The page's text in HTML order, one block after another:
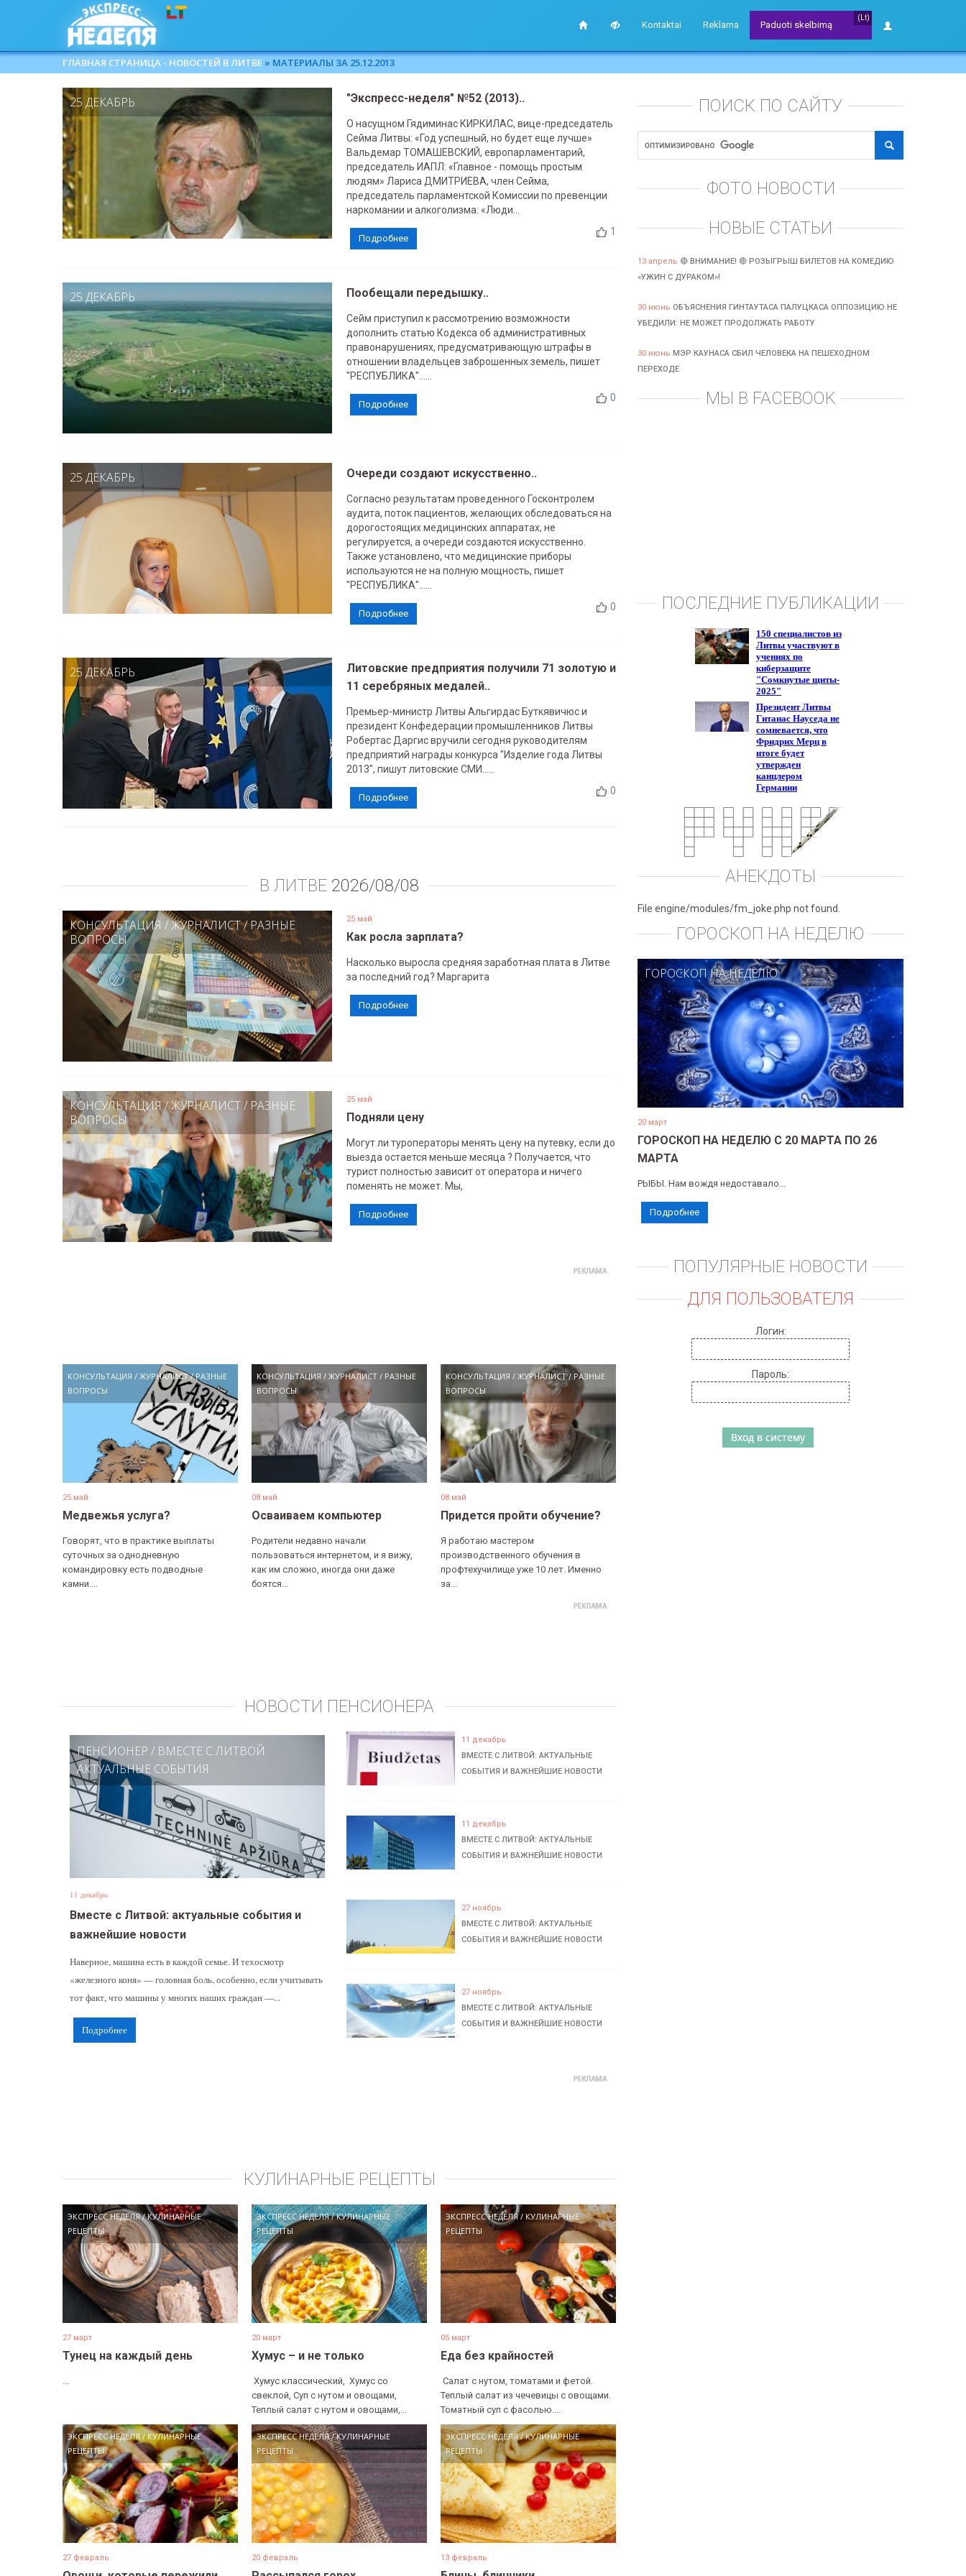
Kontaktai Reklama
(Lt)
Paduoti skelbimą
ГЛАВНАЯ СТРАНИЦА - НОВОСТЕЙ В ЛИТВЕ » МАТЕРИАЛЫ ЗА 25.12.2013
25 ДЕКАБРЬ "Экспресс-неделя" №52 (2013)..
О насущном Гядиминас КИРКИЛАС, вице-председатель
Сейма Литвы: «Год успешный, но будет еще лучше»
Вальдемар ТОМАШЕВСКИЙ, европарламентарий,
председатель ИАПЛ: «Главное - помощь простым
людям» Лариса ДМИТРИЕВА, член Сейма,
председатель парламентской Комиссии по превенции
наркомании и алкоголизма: «Люди...
1
Подробнее
25 ДЕКАБРЬ Пообещали передышку..
Сейм приступил к рассмотрению возможности
дополнить статью Кодекса об административных
правонарушениях, предусматривающую штрафы в
отношении владельцев заброшенных земель, пишет
"РЕСПУБЛИКА"......
0
Подробнее
25 ДЕКАБРЬ Очереди создают искусственно..
Согласно результатам проведенного Госконтролем
аудита, поток пациентов, желающих обследоваться на
дорогостоящих медицинских аппаратах, не
регулируется, а очереди создаются искусственно.
Также установлено, что медицинские приборы
используются не на полную мощность, пишет
"РЕСПУБЛИКА"......
0
Подробнее
25 ДЕКАБРЬ
Литовские предприятия получили 71 золотую и
11 серебряных медалей..
Премьер-министр Литвы Альгирдас Буткявичюс и
президент Конфедерации промышленников Литвы
Робертас Даргис вручили сегодня руководителям
предприятий награды конкурса "Изделие года Литвы
2013", пишут литовские СМИ......
0
Подробнее
В ЛИТВЕ 2026/08/08
КОНСУЛЬТАЦИЯ /ЖУРНАЛИСТ/РАЗНЫЕ
ВОПРОСЫ
25 май
Как росла зарплата?
Насколько выросла средняя заработная плата в Литве
за последний год? Маргарита
Подробнее
КОНСУЛЬТАЦИЯ/ЖУРНАЛИСТ/ РАЗНЫЕ
ВОПРОСЫ
25 май
Подняли цену
Могут ли туроператоры менять цену на путевку, если до
выезда остается меньше месяца ? Получается, что
турист полностью зависит от оператора и ничего
поменять не может. Мы,
Подробнее
КОНСУЛЬТАЦИЯ / ЖУРНАЛИСТ/РАЗНЫЕ
ВОПРОСЫ
25 май
Медвежья услуга?
Говорят, что в практике выплаты
суточных за однодневную
командировку есть подводные
камни....
КОНСУЛЬТАЦИЯ /ЖУРНАЛИСТ / РАЗНЫЕ
ВОПРОСЫ
08 май
Осваиваем компьютер
Родители недавно начали
пользоваться интернетом, и я вижу,
как им сложно, иногда они даже
боятся...
КОНСУЛЬТАЦИЯ /ЖУРНАЛИСТ/ РАЗНЫЕ
ВОПРОСЫ
08 май
Придется пройти обучение?
Я работаю мастером
производственного обучения в
профтехучилище уже 10 лет. Именно
за...
НОВОСТИ ПЕНСИОНЕРА
ПЕНСИОНЕР / ВМЕСТЕ С ЛИТВОЙ:
АКТУАЛЬНЫЕ СОБЫТИЯ
11 декабрь
Вместе с Литвой: актуальные события и
важнейшие новости
Наверное, машина есть в каждой семье. И техосмотр
«железного коня» — головная боль, особенно, если учитывать
тот факт, что машины у многих наших граждан —...
Подробнее
11 декабрь
ВМЕСТЕ С ЛИТВОЙ: АКТУАЛЬНЫЕ
СОБЫТИЯ И ВАЖНЕЙШИЕ НОВОСТИ
11 декабрь
ВМЕСТЕ С ЛИТВОЙ: АКТУАЛЬНЫЕ
СОБЫТИЯ И ВАЖНЕЙШИЕ НОВОСТИ
27 ноябрь
ВМЕСТЕ С ЛИТВОЙ: АКТУАЛЬНЫЕ
СОБЫТИЯ И ВАЖНЕЙШИЕ НОВОСТИ
27 ноябрь
ВМЕСТЕ С ЛИТВОЙ: АКТУАЛЬНЫЕ
СОБЫТИЯ И ВАЖНЕЙШИЕ НОВОСТИ
КУЛИНАРНЫЕ РЕЦЕПТЫ
ЭКСПРЕСС НЕДЕЛЯ/КУЛИНАРНЫЕ
РЕЦЕПТЫ
27 март
Тунец на каждый день
ЭКСПРЕСС НЕДЕЛЯ/КУЛИНАРНЫЕ
РЕЦЕПТЫ
20 март
Хумус – и не только
​ Хумус классический, ​ Хумус со
свеклой, Суп с нутом и овощами, ​
Теплый салат с нутом и овощами,...
ЭКСПРЕСС НЕДЕЛЯ/ КУЛИНАРНЫЕ
РЕЦЕПТЫ
05 март
Еда без крайностей
​ Салат с нутом, томатами и фетой. ​
Теплый салат из чечевицы с овощами. ​
Томатный суп с фасолью....
ЭКСПРЕСС НЕДЕЛЯ/КУЛИНАРНЫЕ
РЕЦЕПТЫ
27 февраль
ЭКСПРЕСС НЕДЕЛЯ/КУЛИНАРНЫЕ
РЕЦЕПТЫ
20 февраль
ЭКСПРЕСС НЕДЕЛЯ/КУЛИНАРНЫЕ
РЕЦЕПТЫ
13 февраль
ПОИСК ПО САЙТУ
ФОТО НОВОСТИ
НОВЫЕ СТАТЬИ
13 апрель 🔴 ВНИМАНИЕ! 🔴 РОЗЫГРЫШ БИЛЕТОВ НА КОМЕДИЮ
«УЖИН С ДУРАКОМ»!
30 июнь ОБЪЯСНЕНИЯ ГИНТАУТАСА ПАЛУЦКАСА ОППОЗИЦИЮ НЕ
УБЕДИЛИ: НЕ МОЖЕТ ПРОДОЛЖАТЬ РАБОТУ
30 июнь МЭР КАУНАСА СБИЛ ЧЕЛОВЕКА НА ПЕШЕХОДНОМ
ПЕРЕХОДЕ
МЫ В FACEBOOK
ПОСЛЕДНИЕ ПУБЛИКАЦИИ
АНЕКДОТЫ
File engine/modules/fm_joke.php not found.
ГОРОСКОП НА НЕДЕЛЮ
ГОРОСКОП НА НЕДЕЛЮ
20 март
ГОРОСКОП НА НЕДЕЛЮ С 20 МАРТА ПО 26
МАРТА
РЫБЫ. Нам вождя недоставало...
Подробнее
ПОПУЛЯРНЫЕ НОВОСТИ
ДЛЯ ПОЛЬЗОВАТЕЛЯ
Логин:
Пароль: